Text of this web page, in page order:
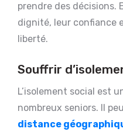
prendre des décisions.
dignité, leur confiance
liberté.
Souffrir
L’isolement social est
nombreux seniors. Il
distance